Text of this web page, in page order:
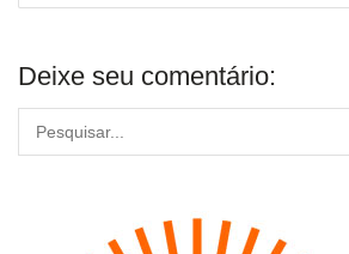
Deixe seu comentário: